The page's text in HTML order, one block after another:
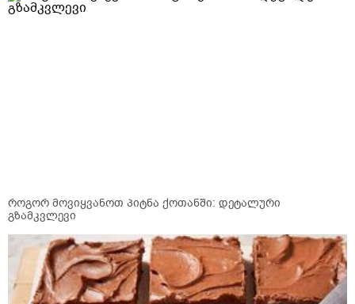
როგორ მოვიყვანოთ პიტნა ქოთანში: დეტალური
გზამკვლევი